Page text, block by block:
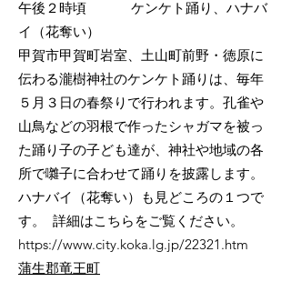
午後２時頃 ケンケト踊り、ハナバ
イ（花奪い）
甲賀市甲賀町岩室、土山町前野・徳原に
伝わる瀧樹神社のケンケト踊りは、毎年
５月３日の春祭りで行われます。孔雀や
山鳥などの羽根で作ったシャガマを被っ
た踊り子の子ども達が、神社や地域の各
所で囃子に合わせて踊りを披露します。
ハナバイ（花奪い）も見どころの１つで
す。 詳細はこちらをご覧ください。
https://www.city.koka.lg.jp/22321.htm
蒲生郡竜王町